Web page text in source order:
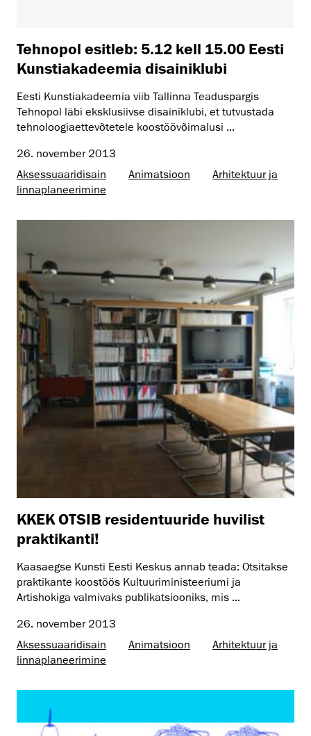
Tehnopol esitleb: 5.12 kell 15.00 Eesti
Kunstiakadeemia disainiklubi
Eesti Kunstiakadeemia viib Tallinna Teaduspargis
Tehnopol läbi eksklusiivse disainiklubi, et tutvustada
tehnoloogiaettevõtetele koostöövõimalusi ...
26. november 2013
Aksessuaaridisain
Animatsioon
Arhitektuur ja
linnaplaneerimine
KKEK OTSIB residentuuride huvilist
praktikanti!
Kaasaegse Kunsti Eesti Keskus annab teada: Otsitakse
praktikante koostöös Kultuuriministeeriumi ja
Artishokiga valmivaks publikatsiooniks, mis ...
26. november 2013
Aksessuaaridisain
Animatsioon
Arhitektuur ja
linnaplaneerimine